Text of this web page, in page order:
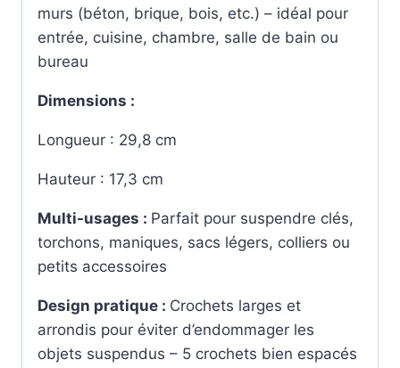
murs (béton, brique, bois, etc.) – idéal pour
entrée, cuisine, chambre, salle de bain ou
bureau
Dimensions :
Longueur : 29,8 cm
Hauteur : 17,3 cm
Multi-usages : Parfait pour suspendre clés,
torchons, maniques, sacs légers, colliers ou
petits accessoires
Design pratique : Crochets larges et
arrondis pour éviter d’endommager les
objets suspendus – 5 crochets bien espacés